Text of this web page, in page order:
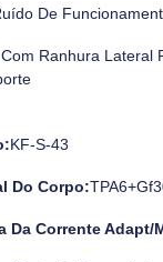
De
Ranhura Lateral
KF-S-43
Do Corpo:
Da Corrente Adapt/